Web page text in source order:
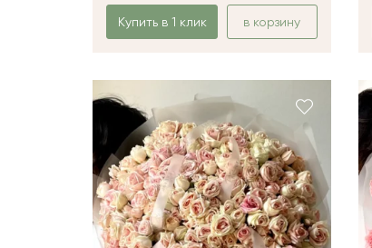
Купить в 1 клик в корзину